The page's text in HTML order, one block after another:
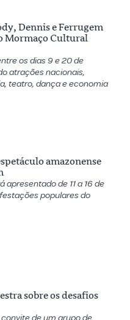
Dennis e Ferrugem
Mormaço Cultural
os dias 9 e 20 de
atrações nacionais,
teatro, dança e economia
amazonense
apresentado de 11 a 16 de
populares do
sobre os desafios
de um grupo de